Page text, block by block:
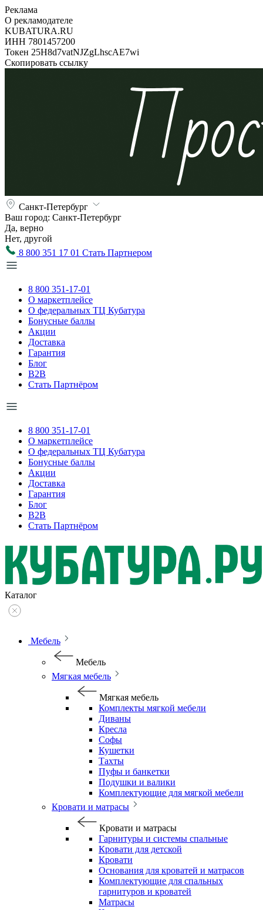
Реклама
О рекламодателе
KUBATURA.RU
ИНН 7801457200
Токен 25H8d7vatNJZgLhscAE7wi
Скопировать ссылку
Санкт-Петербург
Ваш город: Санкт-Петербург
Да, верно
Нет, другой
8 800 351 17 01 Стать Партнером
8 800 351-17-01
О маркетплейсе
О федеральных ТЦ Кубатура
Бонусные баллы
Акции
Доставка
Гарантия
Блог
B2B
Стать Партнёром
8 800 351-17-01
О маркетплейсе
О федеральных ТЦ Кубатура
Бонусные баллы
Акции
Доставка
Гарантия
Блог
B2B
Стать Партнёром
Каталог
Мебель
Мебель
Мягкая мебель
Мягкая мебель
Комплекты мягкой мебели
Диваны
Кресла
Софы
Кушетки
Тахты
Пуфы и банкетки
Подушки и валики
Комплектующие для мягкой мебели
Кровати и матрасы
Кровати и матрасы
Гарнитуры и системы спальные
Кровати для детской
Кровати
Основания для кроватей и матрасов
Комплектующие для спальных
гарнитуров и кроватей
Матрасы